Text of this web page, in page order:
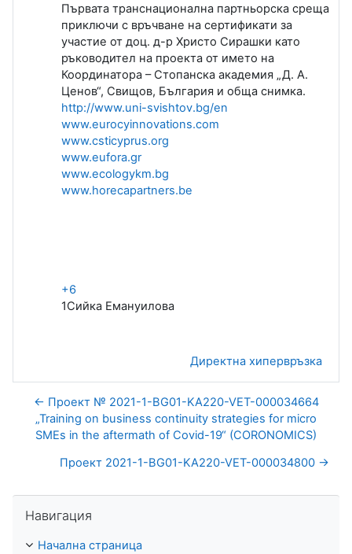
Първата транснационална партньорска среща
приключи с връчване на сертификати за
участие от доц. д-р Христо Сирашки като
ръководител на проекта от името на
Координатора – Стопанска академия „Д. А.
Ценов“, Свищов, България и обща снимка.
http://www.uni-svishtov.bg/en
www.eurocyinnovations.com
www.csticyprus.org
www.eufora.gr
www.ecologykm.bg
www.horecapartners.be
+6
1Сийка Емануилова
Директна хипервръзка
← Проект № 2021-1-BG01-KA220-VET-000034664
„Training on business continuity strategies for micro
SMEs in the aftermath of Covid-19“ (CORONOMICS)
Проект 2021-1-BG01-KA220-VET-000034800 →
Навигация
Начална страница